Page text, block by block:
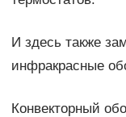
И здесь также
инфракрасные
Конвекторный